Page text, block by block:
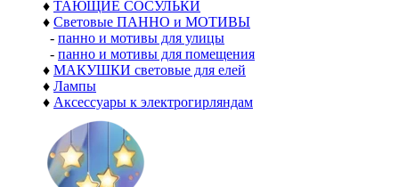
♦ ТАЮЩИЕ СОСУЛЬКИ
♦ Световые ПАННО и МОТИВЫ
- панно и мотивы для улицы
- панно и мотивы для помещения
♦ МАКУШКИ световые для елей
♦ Лампы
♦ Аксессуары к электрогирляндам